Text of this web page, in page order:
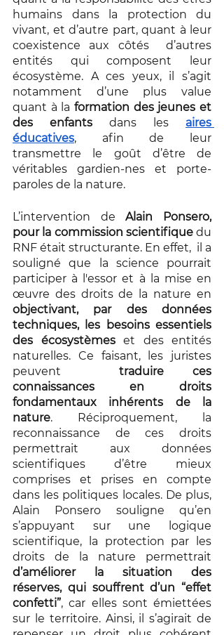
humains dans la protection du
vivant, et d’autre part, quant à leur
coexistence aux côtés  d’autres
entités qui composent leur
écosystème. A ces yeux, il s’agit
notamment d’une plus value
quant à la formation des jeunes et
des enfants dans les aires
éducatives, afin de leur
transmettre le goût d’être de
véritables gardien-nes et porte-
paroles de la nature.
L’intervention de Alain Ponsero,
pour la commission scientifique du
RNF était structurante. En effet,  il a
souligné que la science pourrait
participer à l'essor et à la mise en
objectivant, par des données
techniques, les besoins essentiels
des écosystèmes et des entités
naturelles. Ce faisant, les juristes
peuvent traduire ces
connaissances en droits
fondamentaux inhérents de la
nature. Réciproquement, la
reconnaissance de ces droits
permettrait aux données
scientifiques d’être mieux
comprises et prises en compte
dans les politiques locales. De plus,
Alain Ponsero souligne qu’en
s’appuyant sur une logique
scientifique, la protection par les
d’améliorer la situation des
réserves, qui souffrent d’un “effet
confetti”, car elles sont émiettées
sur le territoire. Ainsi, il s’agirait de